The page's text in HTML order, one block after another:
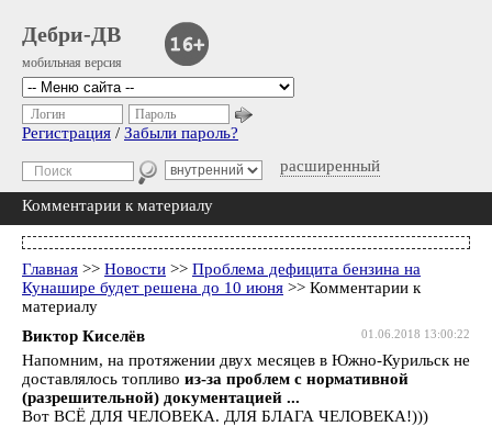
Дебри-ДВ
мобильная версия
расширенный
Логин Пароль
Регистрация / Забыли пароль?
Комментарии к материалу
Главная >> Новости >> Проблема дефицита бензина на
Кунашире будет решена до 10 июня >> Комментарии к
материалу
01.06.2018 13:00:22
Виктор Киселёв
Напомним, на протяжении двух месяцев в Южно-Курильск не
доставлялось топливо из-за проблем с нормативной
(разрешительной) документацией ...
Вот ВСЁ ДЛЯ ЧЕЛОВЕКА. ДЛЯ БЛАГА ЧЕЛОВЕКА!)))